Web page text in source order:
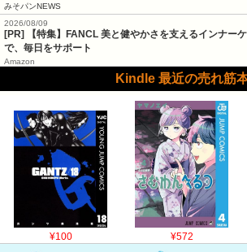
みそパンNEWS
2026/08/09
[PR] 【特集】FANCL 美と健やかさを支えるインナー
で、毎日をサポート
Amazon
Kindle 最近の売れ筋
¥100 ¥572